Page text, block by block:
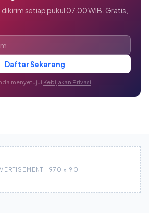
setiap pukul 07.00 WIB. Gratis,
Daftar Sekarang
menyetujui Kebijakan Privasi
· 970 × 90